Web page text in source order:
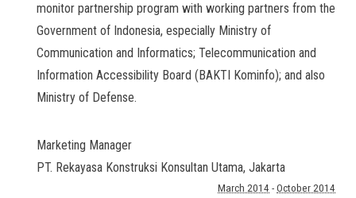
monitor partnership program with working partners from the
Government of Indonesia, especially Ministry of
Communication and Informatics; Telecommunication and
Information Accessibility Board (BAKTI Kominfo); and also
Ministry of Defense.
Marketing Manager
PT. Rekayasa Konstruksi Konsultan Utama, Jakarta
March 2014 - October 2014